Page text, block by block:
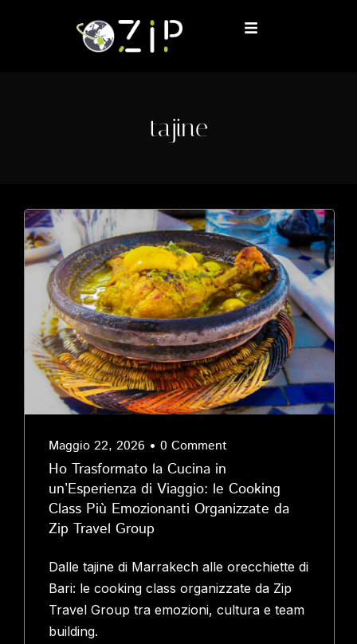
tajine
Maggio 22, 2026 • 0 Comment
Ho Trasformato la Cucina in
un’Esperienza di Viaggio: le Cooking
Class Più Emozionanti Organizzate da
Zip Travel Group
Dalle tajine di Marrakech alle orecchiette di
Bari: le cooking class organizzate da Zip
Travel Group tra emozioni, cultura e team
building.